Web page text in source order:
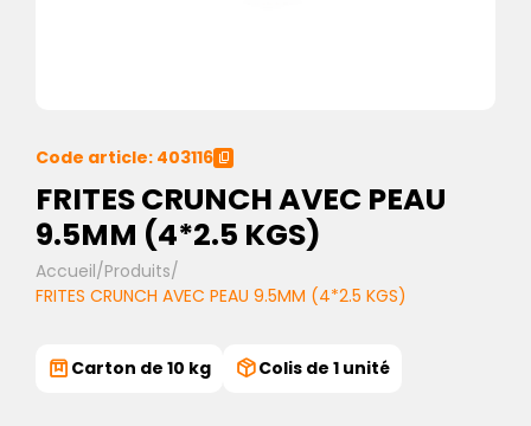
Code article: 403116
FRITES CRUNCH AVEC PEAU
9.5MM (4*2.5 KGS)
Accueil/Produits/
FRITES CRUNCH AVEC PEAU 9.5MM (4*2.5 KGS)
Carton de 10 kg Colis de 1 unité